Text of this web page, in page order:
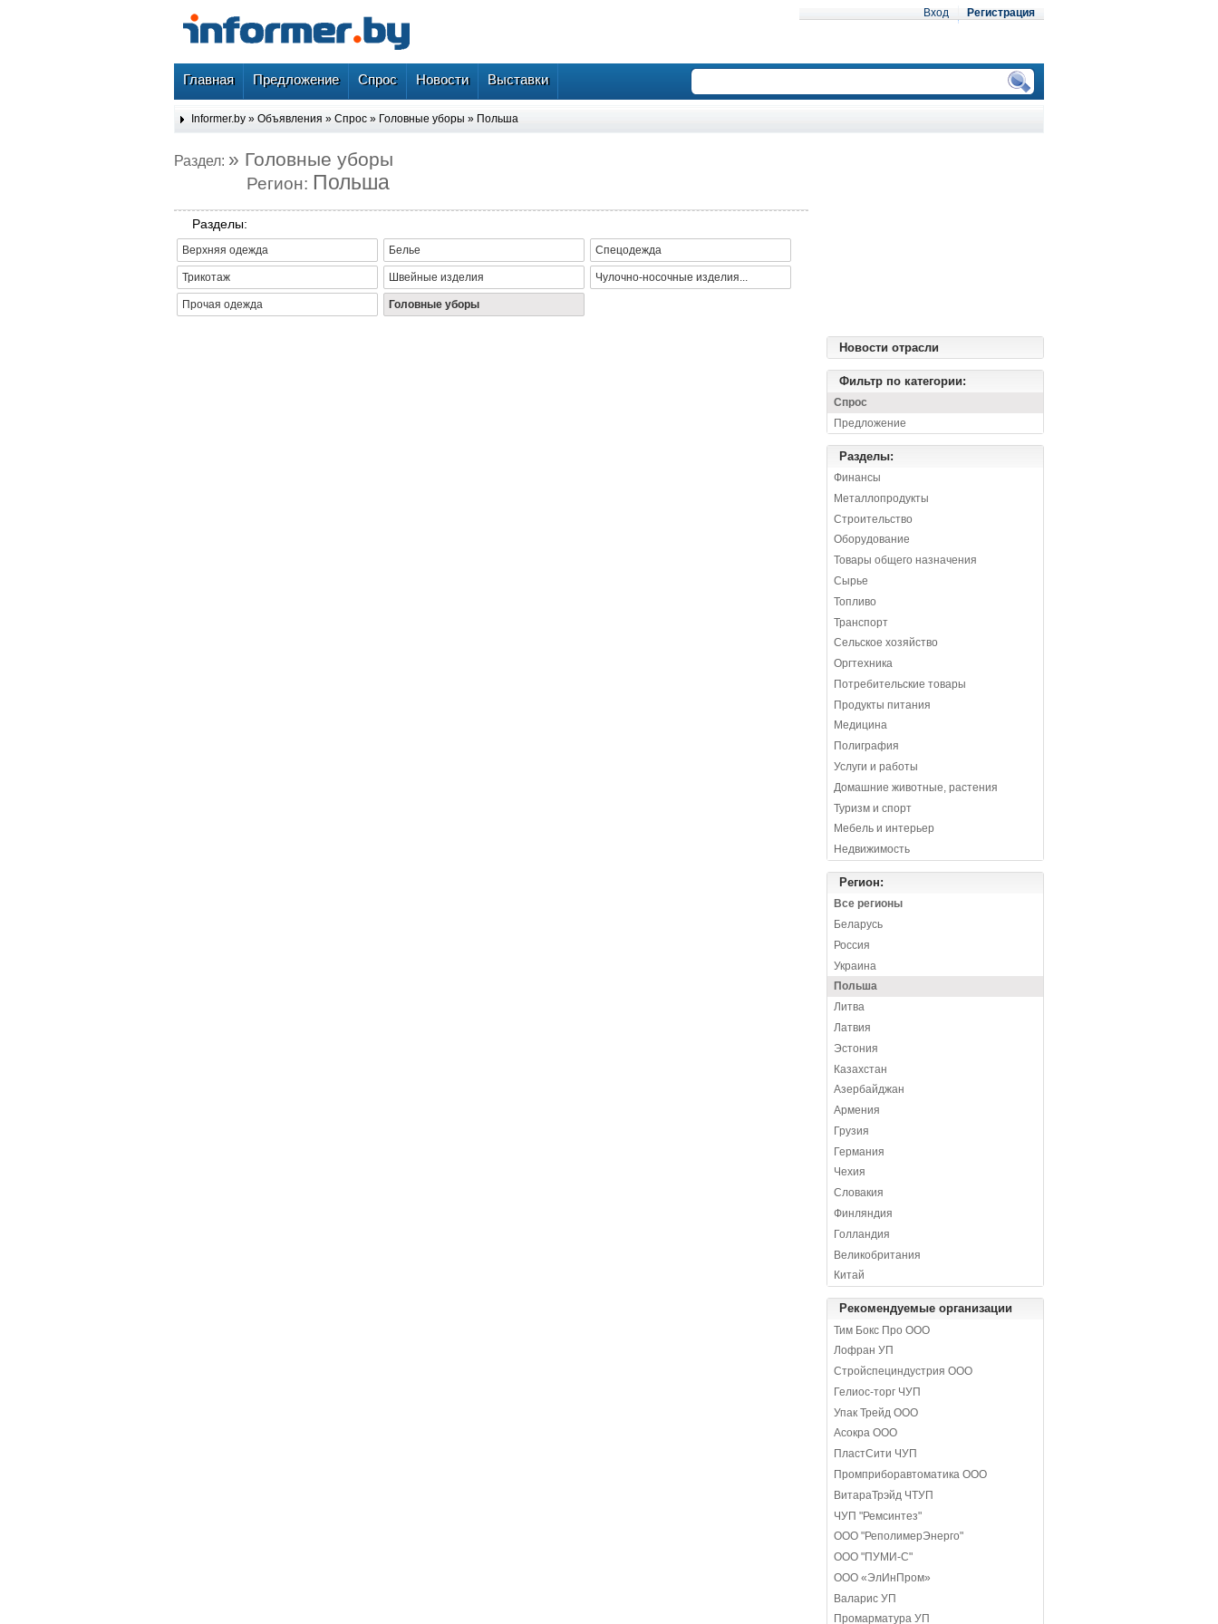
Вход Регистрация
Главная Предложение Спрос Новости Выставки
Informer.by » Объявления » Спрос » Головные уборы » Польша
Раздел: » Головные уборы
Регион: Польша
Разделы:
Верхняя одежда Белье Спецодежда
Трикотаж Швейные изделия Чулочно-носочные изделия...
Прочая одежда Головные уборы
Новости отрасли
Фильтр по категории:
Спрос
Предложение
Разделы:
Финансы
Металлопродукты
Строительство
Оборудование
Товары общего назначения
Сырье
Топливо
Транспорт
Сельское хозяйство
Оргтехника
Потребительские товары
Продукты питания
Медицина
Полиграфия
Услуги и работы
Домашние животные, растения
Туризм и спорт
Мебель и интерьер
Недвижимость
Регион:
Все регионы
Беларусь
Россия
Украина
Польша
Литва
Латвия
Эстония
Казахстан
Азербайджан
Армения
Грузия
Германия
Чехия
Словакия
Финляндия
Голландия
Великобритания
Китай
Рекомендуемые организации
Тим Бокс Про ООО
Лофран УП
Стройспециндустрия ООО
Гелиос-торг ЧУП
Упак Трейд ООО
Асокра ООО
ПластСити ЧУП
Промприборавтоматика ООО
ВитараТрэйд ЧТУП
ЧУП "Ремсинтез"
ООО "РеполимерЭнерго"
ООО "ПУМИ-С"
ООО «ЭлИнПром»
Валарис УП
Промарматура УП